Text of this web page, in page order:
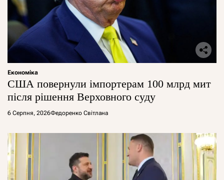
Економіка
США повернули імпортерам 100 млрд мит
після рішення Верховного суду
6 Серпня, 2026Федоренко Світлана